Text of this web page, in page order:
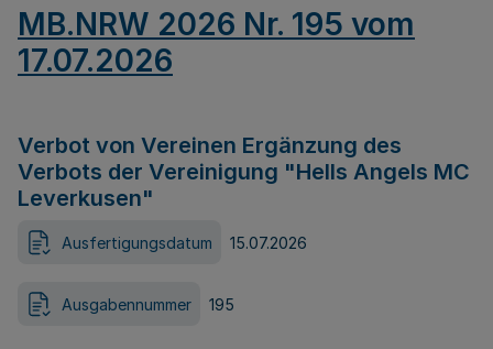
MB.NRW 2026 Nr. 195 vom
17.07.2026
Verbot von Vereinen Ergänzung des
Verbots der Vereinigung "Hells Angels MC
Leverkusen"
Ausfertigungsdatum 15.07.2026
Ausgabennummer 195